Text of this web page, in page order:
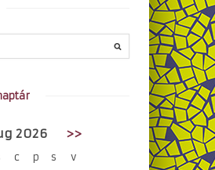
2026 >>
c p s
v